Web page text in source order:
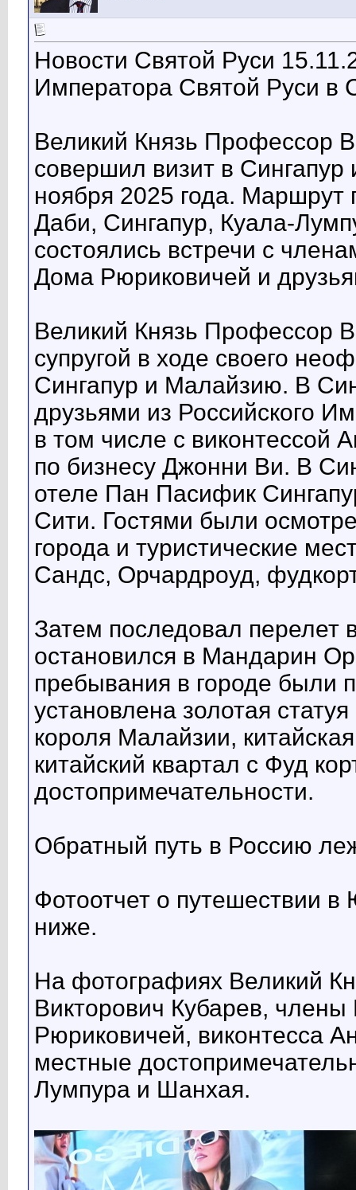
Новости Святой Руси
Императора Святой Руси в
Великий Князь Профессор
совершил визит в
ноября 2025 года. Маршрут
Даби, Сингапур, Куала-
состоялись встречи с
Дома Рюриковичей и
Великий Князь Профессор
супругой в ходе своего
Сингапур и Малайзию. В
друзьями из Российского
в том числе с виконтессой
по бизнесу Джонни Ви. В
отеле Пан Пасифик
Сити. Гостями были
города и туристические
Сандс, Орчардроуд,
Затем последовал перелет
остановился в Мандарин
пребывания в городе
установлена золотая
короля Малайзии,
китайский квартал с Фуд
достопримечательности.
Обратный путь в Россию
Фотоотчет о путешествии
ниже.
На фотографиях Великий
Викторович Кубарев,
Рюриковичей, виконтесса
местные
Лумпура и Шанхая.